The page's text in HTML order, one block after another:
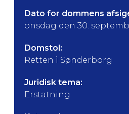
Dato for dommens
onsdag den 30.
Domstol:
Retten i Sønderborg
Juridisk tema:
Erstatning